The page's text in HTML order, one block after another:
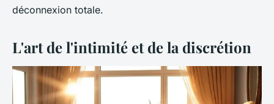
déconnexion totale.
L'art de l'intimité et de la discrétion